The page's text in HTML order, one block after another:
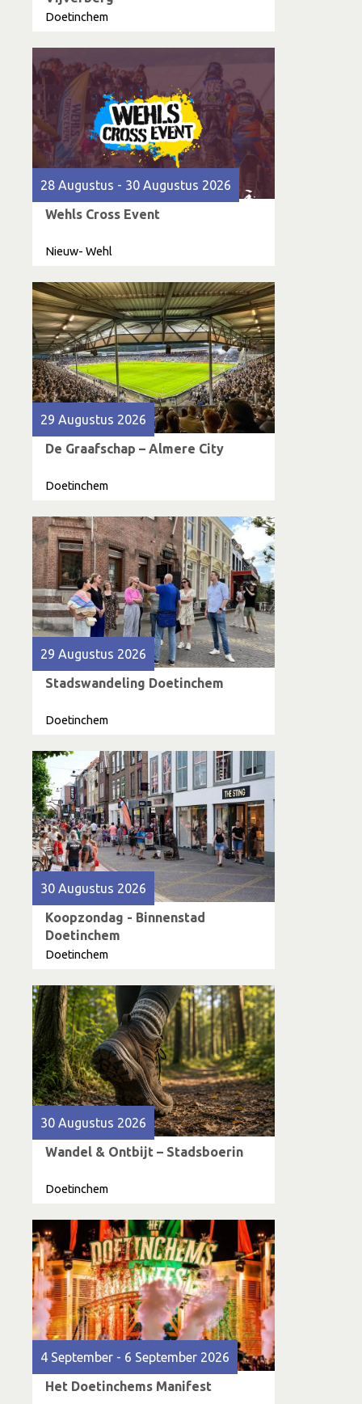
Doetinchem
28 Augustus - 30 Augustus 2026
Wehls Cross Event
Nieuw- Wehl
29 Augustus 2026
De Graafschap – Almere City
Doetinchem
29 Augustus 2026
Stadswandeling Doetinchem
Doetinchem
30 Augustus 2026
Koopzondag - Binnenstad
Doetinchem
Doetinchem
30 Augustus 2026
Wandel & Ontbijt – Stadsboerin
Doetinchem
4 September - 6 September 2026
Het Doetinchems Manifest